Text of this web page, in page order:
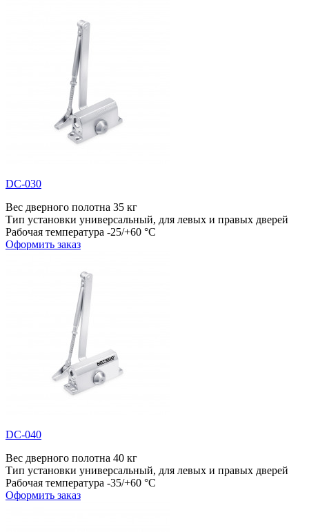
DC-030
Вес дверного полотна 35 кг
Тип установки универсальный, для левых и правых дверей
Рабочая температура -25/+60 °С
Оформить заказ
DC-040
Вес дверного полотна 40 кг
Тип установки универсальный, для левых и правых дверей
Рабочая температура -35/+60 °С
Оформить заказ